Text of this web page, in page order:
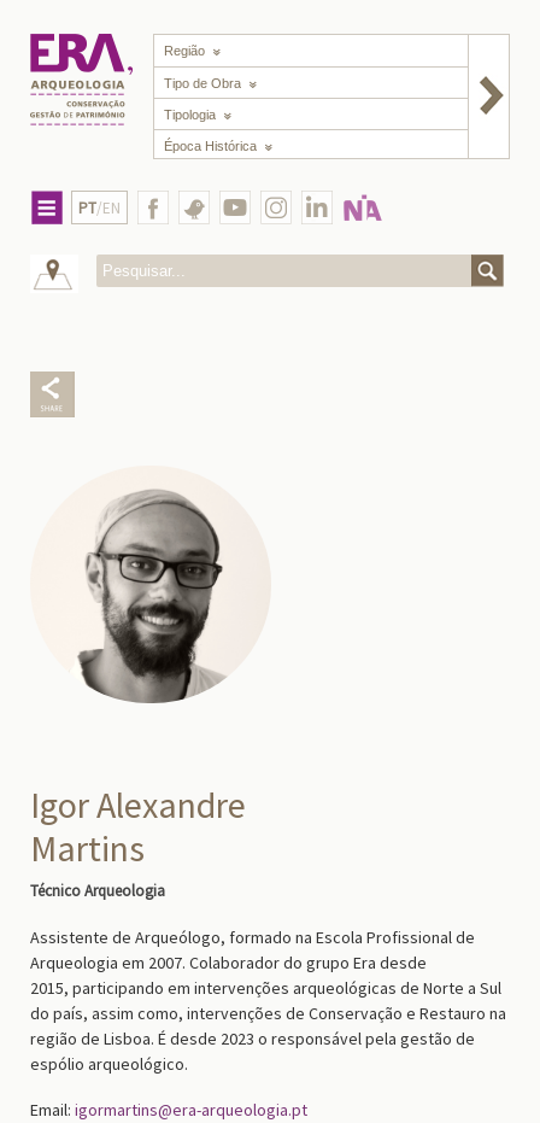
Região
Tipo de Obra
Tipologia
Época Histórica
PT/EN
Igor Alexandre
Martins
Técnico Arqueologia
Assistente de Arqueólogo, formado na Escola Profissional de
Arqueologia em 2007. Colaborador do grupo Era desde
2015, participando em intervenções arqueológicas de Norte a Sul
do país, assim como, intervenções de Conservação e Restauro na
região de Lisboa. É desde 2023 o responsável pela gestão de
espólio arqueológico.
Email: igormartins@era-arqueologia.pt